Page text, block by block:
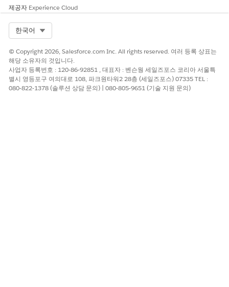
제공자 Experience Cloud
한국어
© Copyright 2026, Salesforce.com Inc. All rights reserved. 여러 등록 상표는
해당 소유자의 것입니다.
사업자 등록번호 : 120-86-92851 , 대표자 : 벤슨웡 세일즈포스 코리아 서울특
별시 영등포구 여의대로 108, 파크원타워2 28층 (세일즈포스) 07335 TEL :
080-822-1378 (솔루션 상담 문의) | 080-805-9651 (기술 지원 문의)